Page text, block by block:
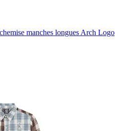
manches longues Arch Logo